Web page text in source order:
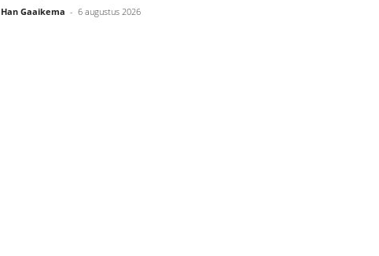
Han Gaaikema - 6 augustus 2026